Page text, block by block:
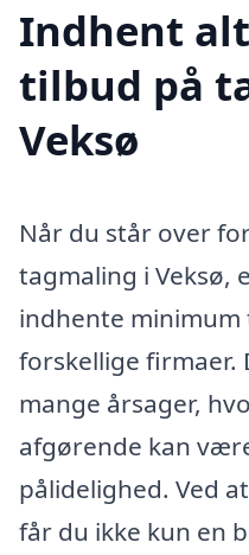
Indhent
tilbud på
Veksø
Når du står over
tagmaling i Veksø,
indhente
forskellige firmaer.
mange årsager,
afgørende kan
pålidelighed. Ved
får du ikke kun en